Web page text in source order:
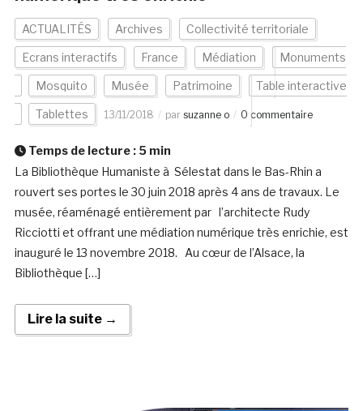
ACTUALITÉS Archives Collectivité territoriale
Ecrans interactifs France Médiation Monuments
Mosquito Musée Patrimoine Table interactive
Tablettes 13/11/2018 par suzanne o 0 commentaire
Temps de lecture : 5 min
La Bibliothèque Humaniste à Sélestat dans le Bas-Rhin a
rouvert ses portes le 30 juin 2018 après 4 ans de travaux. Le
musée, réaménagé entièrement par l’architecte Rudy
Ricciotti et offrant une médiation numérique très enrichie, est
inauguré le 13 novembre 2018. Au cœur de l’Alsace, la
Bibliothèque […]
Lire la suite →